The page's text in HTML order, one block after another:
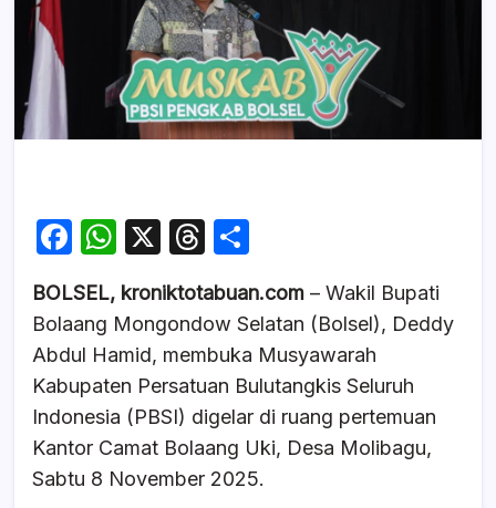
F
c
e
b
o
o
k
W
at
s
A
p
p
X
T
e
a
d
s
ar
e
BOLSEL, kroniktotabuan.com – Wakil Bupati
Bolaang Mongondow Selatan (Bolsel), Deddy
Abdul Hamid, membuka Musyawarah
Kabupaten Persatuan Bulutangkis Seluruh
Indonesia (PBSI) digelar di ruang pertemuan
Kantor Camat Bolaang Uki, Desa Molibagu,
Sabtu 8 November 2025.